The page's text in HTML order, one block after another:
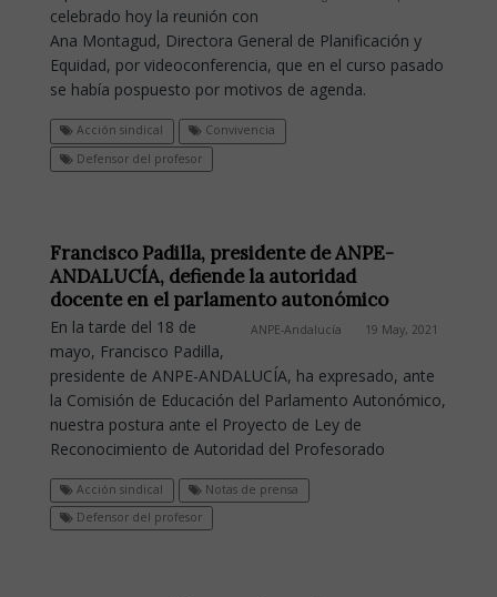
celebrado hoy la reunión con
Ana Montagud, Directora General de Planificación y
Equidad, por videoconferencia, que en el curso pasado
se había pospuesto por motivos de agenda.
Acción sindical
Convivencia
Defensor del profesor
Francisco Padilla, presidente de ANPE-
ANDALUCÍA, defiende la autoridad
docente en el parlamento autonómico
ANPE-Andalucía 19 May, 2021
En la tarde del 18 de
mayo, Francisco Padilla,
presidente de ANPE-ANDALUCÍA, ha expresado, ante
la Comisión de Educación del Parlamento Autonómico,
nuestra postura ante el Proyecto de Ley de
Reconocimiento de Autoridad del Profesorado
Acción sindical
Notas de prensa
Defensor del profesor